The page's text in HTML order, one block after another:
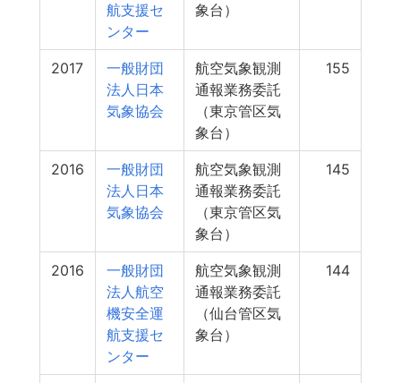
航支援セ
ンター
象台）
2017
一般財団
法人日本
気象協会
航空気象観測
通報業務委託
（東京管区気
象台）
155
2016
一般財団
法人日本
気象協会
航空気象観測
通報業務委託
（東京管区気
象台）
145
2016
一般財団
法人航空
機安全運
航支援セ
ンター
航空気象観測
通報業務委託
（仙台管区気
象台）
144